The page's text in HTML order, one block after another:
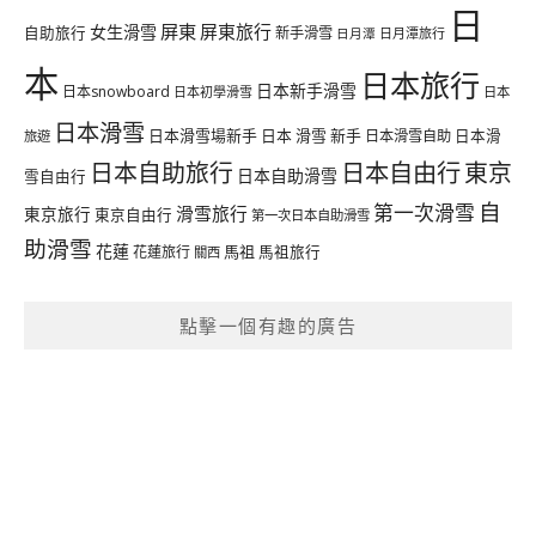
自助旅行 女生滑雪 屏東 屏東旅行新手滑雪 日月潭 日月潭旅行 日
本 日本snowboard 日本初學滑雪 日本新手滑雪 日本旅行 日本
旅遊 日本滑雪 日本滑雪場新手 日本 滑雪 新手 日本滑雪自助 日本滑
雪自由行 日本自助旅行 日本自助滑雪 日本自由行東京
東京旅行 東京自由行 滑雪旅行 第一次日本自助滑雪 第一次滑雪 自
助滑雪 花蓮花蓮旅行 關西 馬祖 馬祖旅行
點擊一個有趣的廣告